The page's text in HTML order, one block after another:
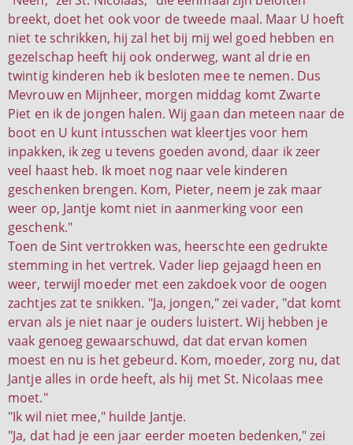
breekt, doet het ook voor de tweede maal. Maar U hoeft
niet te schrikken, hij zal het bij mij wel goed hebben en
gezelschap heeft hij ook onderweg, want al drie en
twintig kinderen heb ik besloten mee te nemen. Dus
Mevrouw en Mijnheer, morgen middag komt Zwarte
Piet en ik de jongen halen. Wij gaan dan meteen naar de
boot en U kunt intusschen wat kleertjes voor hem
inpakken, ik zeg u tevens goeden avond, daar ik zeer
veel haast heb. Ik moet nog naar vele kinderen
geschenken brengen. Kom, Pieter, neem je zak maar
weer op, Jantje komt niet in aanmerking voor een
geschenk."
Toen de Sint vertrokken was, heerschte een gedrukte
stemming in het vertrek. Vader liep gejaagd heen en
weer, terwijl moeder met een zakdoek voor de oogen
zachtjes zat te snikken. "Ja, jongen," zei vader, "dat komt
ervan als je niet naar je ouders luistert. Wij hebben je
vaak genoeg gewaarschuwd, dat dat ervan komen
moest en nu is het gebeurd. Kom, moeder, zorg nu, dat
Jantje alles in orde heeft, als hij met St. Nicolaas mee
moet."
"Ik wil niet mee," huilde Jantje.
"Ja, dat had je een jaar eerder moeten bedenken," zei